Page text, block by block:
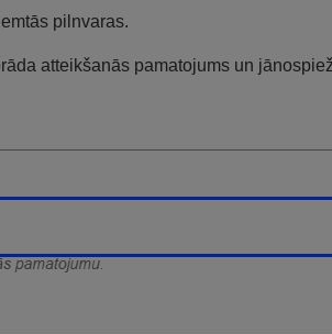
pilnvaras.
atteikšanās pamatojums un